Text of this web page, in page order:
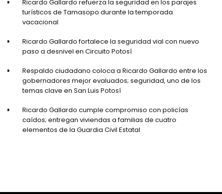
Ricardo Gallardo refuerza la seguridad en los parajes
turísticos de Tamasopo durante la temporada
vacacional
Ricardo Gallardo fortalece la seguridad vial con nuevo
paso a desnivel en Circuito Potosí
Respaldo ciudadano coloca a Ricardo Gallardo entre los
gobernadores mejor evaluados; seguridad, uno de los
temas clave en San Luis Potosí
Ricardo Gallardo cumple compromiso con policías
caídos; entregan viviendas a familias de cuatro
elementos de la Guardia Civil Estatal